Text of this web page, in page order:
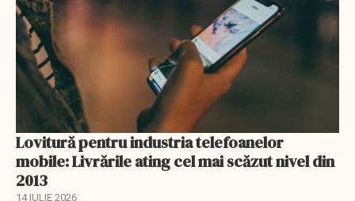
Lovitură pentru industria telefoanelor
mobile: Livrările ating cel mai scăzut nivel din
2013
14 IULIE 2026